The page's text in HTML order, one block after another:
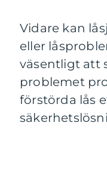
Vidare kan
eller
väsentligt att
problemet
förstörda lås